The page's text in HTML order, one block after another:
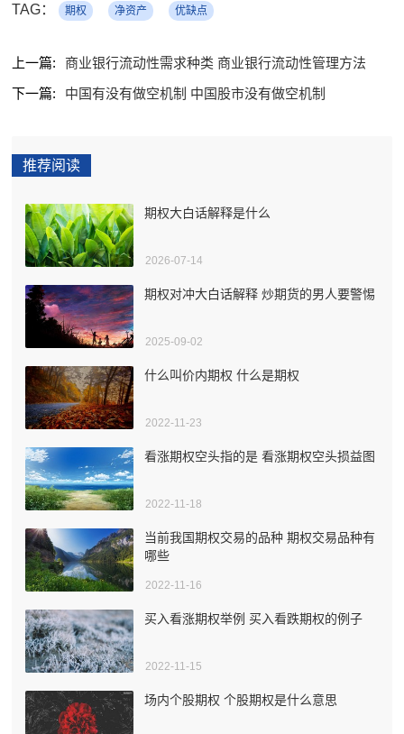
TAG： 期权 净资产 优缺点
上一篇:
商业银行流动性需求种类 商业银行流动性管理方法
下一篇:
中国有没有做空机制 中国股市没有做空机制
推荐阅读
期权大白话解释是什么
2026-07-14
期权对冲大白话解释 炒期货的男人要警惕
2025-09-02
什么叫价内期权 什么是期权
2022-11-23
看涨期权空头指的是 看涨期权空头损益图
2022-11-18
当前我国期权交易的品种 期权交易品种有
哪些
2022-11-16
买入看涨期权举例 买入看跌期权的例子
2022-11-15
场内个股期权 个股期权是什么意思